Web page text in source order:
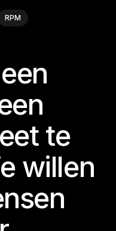
RPM
te
willen